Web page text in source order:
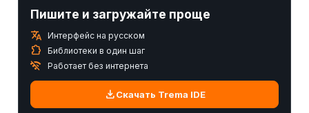
Пишите и загружайте проще
translate Интерфейс на русском
extension Библиотеки в один шаг
wifi_off Работает без интернета
downloadСкачать Trema IDE